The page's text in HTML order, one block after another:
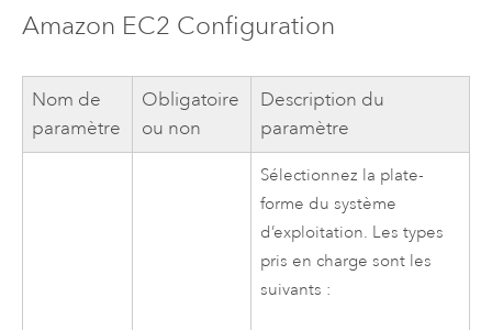
Amazon EC2 Configuration
Nom de
paramètre
Obligatoire
ou non
Description du
paramètre
Sélectionnez la plate-
forme du système
d’exploitation. Les types
pris en charge sont les
suivants :